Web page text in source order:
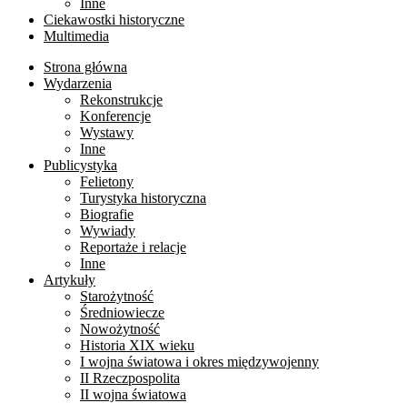
Inne
Ciekawostki historyczne
Multimedia
Strona główna
Wydarzenia
Rekonstrukcje
Konferencje
Wystawy
Inne
Publicystyka
Felietony
Turystyka historyczna
Biografie
Wywiady
Reportaże i relacje
Inne
Artykuły
Starożytność
Średniowiecze
Nowożytność
Historia XIX wieku
I wojna światowa i okres międzywojenny
II Rzeczpospolita
II wojna światowa